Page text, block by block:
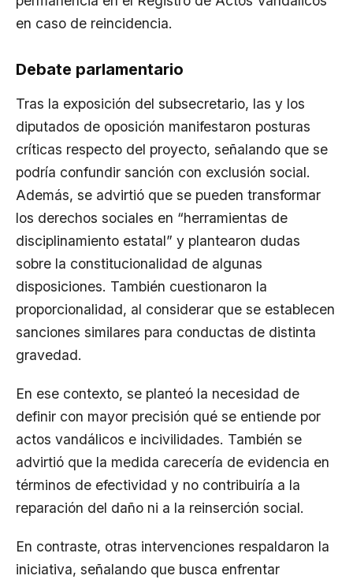
en caso de reincidencia.
Debate parlamentario
Tras la exposición del subsecretario, las y los
diputados de oposición manifestaron posturas
críticas respecto del proyecto, señalando que se
podría confundir sanción con exclusión social.
Además, se advirtió que se pueden transformar
los derechos sociales en “herramientas de
disciplinamiento estatal” y plantearon dudas
sobre la constitucionalidad de algunas
disposiciones. También cuestionaron la
proporcionalidad, al considerar que se establecen
sanciones similares para conductas de distinta
gravedad.
En ese contexto, se planteó la necesidad de
definir con mayor precisión qué se entiende por
actos vandálicos e incivilidades. También se
advirtió que la medida carecería de evidencia en
términos de efectividad y no contribuiría a la
reparación del daño ni a la reinserción social.
En contraste, otras intervenciones respaldaron la
iniciativa, señalando que busca enfrentar